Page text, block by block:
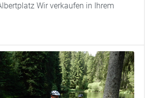
Wir verkaufen in Ihrem